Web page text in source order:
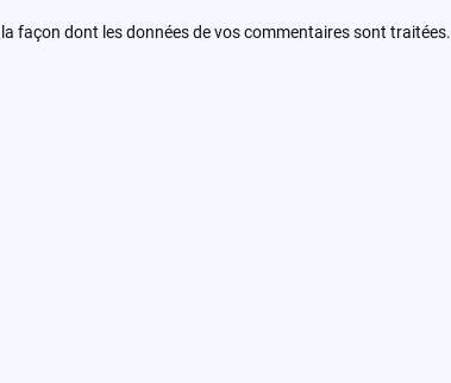
façon dont les données de vos commentaires sont traitées.